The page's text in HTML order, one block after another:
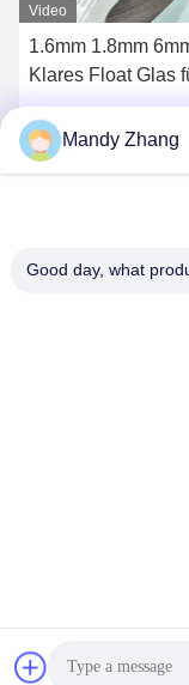
Video
Fenster getöntes 2
Float Glas flaches
transparentes
laminiert
2026 Qingdao
Mandy Zhang
Good day, what